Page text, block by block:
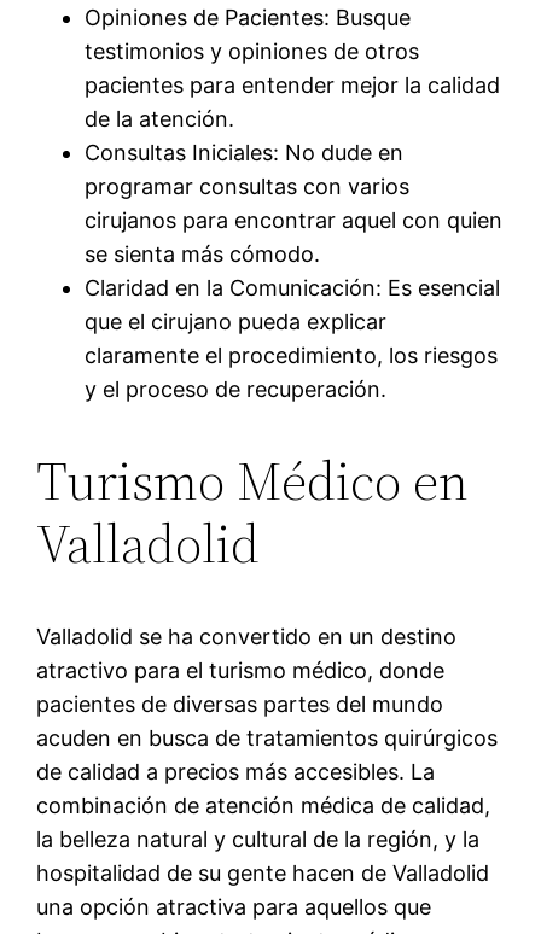
Opiniones de Pacientes: Busque
testimonios y opiniones de otros
pacientes para entender mejor la calidad
de la atención.
Consultas Iniciales: No dude en
programar consultas con varios
cirujanos para encontrar aquel con quien
se sienta más cómodo.
Claridad en la Comunicación: Es esencial
que el cirujano pueda explicar
claramente el procedimiento, los riesgos
y el proceso de recuperación.
Turismo Médico en
Valladolid
Valladolid se ha convertido en un destino
atractivo para el turismo médico, donde
pacientes de diversas partes del mundo
acuden en busca de tratamientos quirúrgicos
de calidad a precios más accesibles. La
combinación de atención médica de calidad,
la belleza natural y cultural de la región, y la
hospitalidad de su gente hacen de Valladolid
una opción atractiva para aquellos que